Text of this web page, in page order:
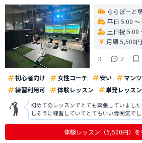
ららぽーと
平日 5:00 〜
土日祝 5:00
月額 5,500
3
2
初心者向け 女性コーチ 安い マン
練習利用可
体験レッスン 単発レッスン
初めてのレッスンでとても緊張していまし
しそうに練習していてとてもいい雰囲気で
た事がなかったので初めてのことばかりで
んお上手だったので通えるか不安もありま
るときいて安心しました。是非とも通わ
体験レッスン （5,500円）